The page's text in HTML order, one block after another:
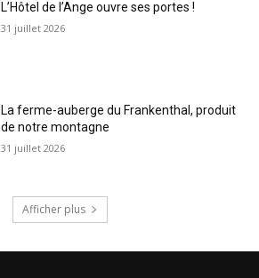
L’Hôtel de l’Ange ouvre ses portes !
31 juillet 2026
La ferme-auberge du Frankenthal, produit
de notre montagne
31 juillet 2026
Afficher plus